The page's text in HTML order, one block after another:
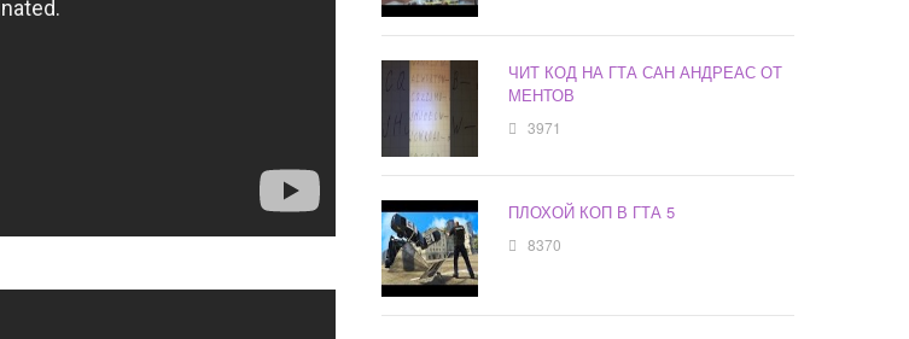
ЧИТ КОД НА ГТА САН АНДРЕАС ОТ
МЕНТОВ
3971
ПЛОХОЙ КОП В ГТА 5
8370